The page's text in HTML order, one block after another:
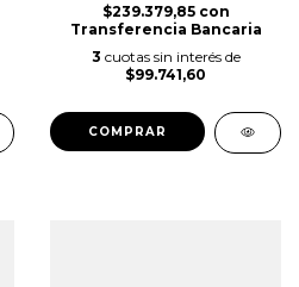
$239.379,85 con
Transferencia Bancaria
3 cuotas sin interés de
$99.741,60
COMPRAR